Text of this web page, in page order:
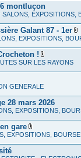
montluçon
SALONS, EXPOSITIONS,
Galant 87 - 1er
EXPOSITIONS,
!
SUR LES RAYONS
GENERALE
28 mars 2026
EXPOSITIONS,
gare
EXPOSITIONS,